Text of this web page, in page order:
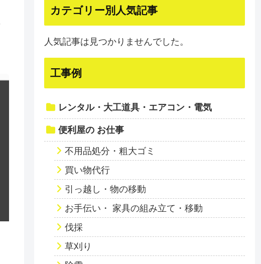
カテゴリー別人気記事
人気記事は見つかりませんでした。
工事例
レンタル・大工道具・エアコン・電気
便利屋の お仕事
不用品処分・粗大ゴミ
買い物代行
引っ越し・物の移動
お手伝い・ 家具の組み立て・移動
伐採
草刈り